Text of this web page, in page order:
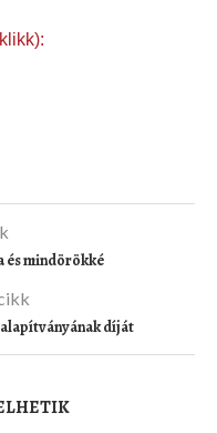
és mindörökké
díját